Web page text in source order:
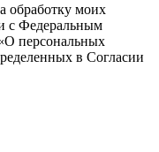
обработку моих
с Федеральным
персональных
в Согласии